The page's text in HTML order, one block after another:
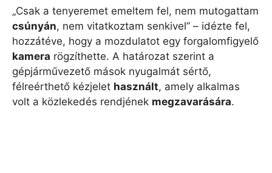
„Csak a tenyeremet emeltem fel, nem mutogattam
csúnyán, nem vitatkoztam senkivel” – idézte fel,
hozzátéve, hogy a mozdulatot egy forgalomfigyelő
kamera rögzíthette. A határozat szerint a
gépjárművezető mások nyugalmát sértő,
félreérthető kézjelet használt, amely alkalmas
volt a közlekedés rendjének megzavarására.